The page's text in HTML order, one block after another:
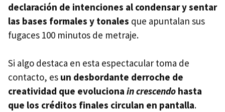
declaración de intenciones al condensar y sentar
las bases formales y tonales que apuntalan sus
fugaces 100 minutos de metraje.
Si algo destaca en esta espectacular toma de
contacto, es un desbordante derroche de
creatividad que evoluciona in crescendo hasta
que los créditos finales circulan en pantalla.